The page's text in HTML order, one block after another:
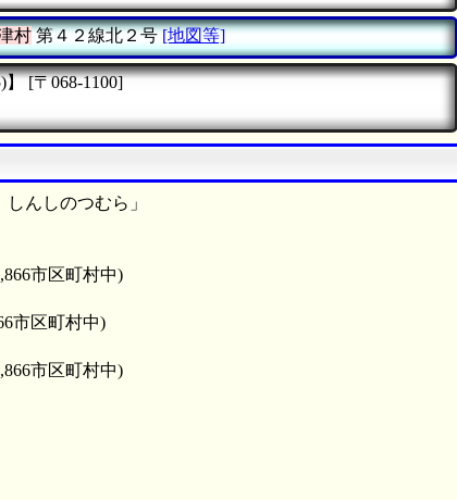
村第４２線北２号 [地図等]
】 [〒068-1100]
んしのつむら」
市区町村中)
市区町村中)
市区町村中)